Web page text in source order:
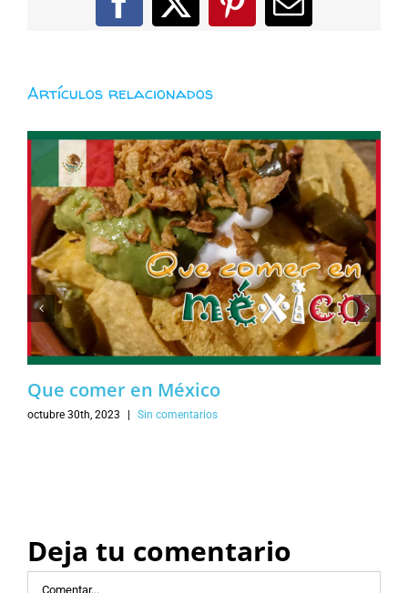
Facebook
X PinterestCorreo
Artículos relacionados
Que comer en México
octubre 30th, 2023 | Sin comentarios
Deja tu comentario
Comentar